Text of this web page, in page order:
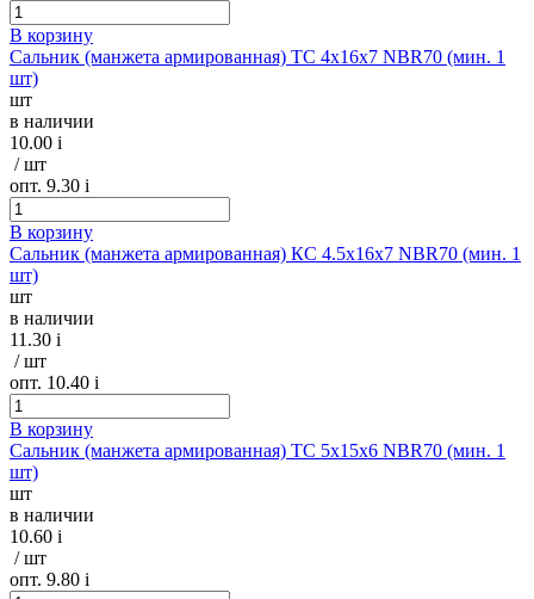
В корзину
Сальник (манжета армированная) TC 4х16х7 NBR70 (мин. 1
шт)
шт
в наличии
10.00 i
/ шт
опт. 9.30 i
В корзину
Сальник (манжета армированная) КС 4.5х16х7 NBR70 (мин. 1
шт)
шт
в наличии
11.30 i
/ шт
опт. 10.40 i
В корзину
Сальник (манжета армированная) TC 5х15х6 NBR70 (мин. 1
шт)
шт
в наличии
10.60 i
/ шт
опт. 9.80 i